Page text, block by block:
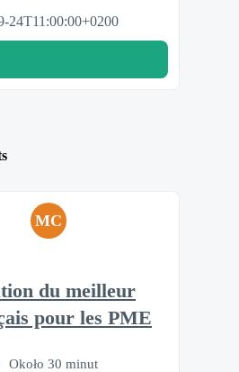
24T11:00:00+0200
MC
du meilleur
pour les PME
Około 30 minut